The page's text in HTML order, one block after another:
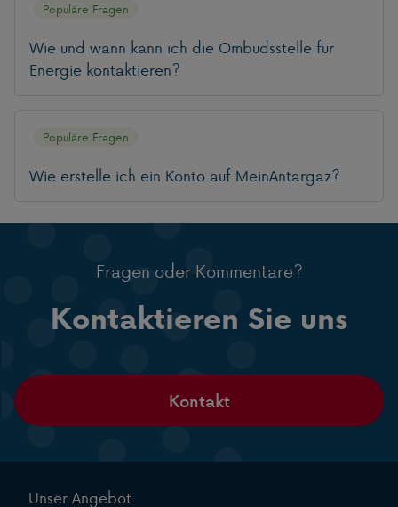
Wie und wann kann ich die Ombudsstelle für
Energie kontaktieren?
Populäre Fragen
Wie erstelle ich ein Konto auf MeinAntargaz?
Populäre Fragen
Fragen oder Kommentare?
Kontaktieren Sie uns
Kontakt
Unser Angebot